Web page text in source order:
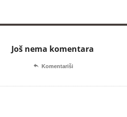
Još nema komentara
 Komentariši